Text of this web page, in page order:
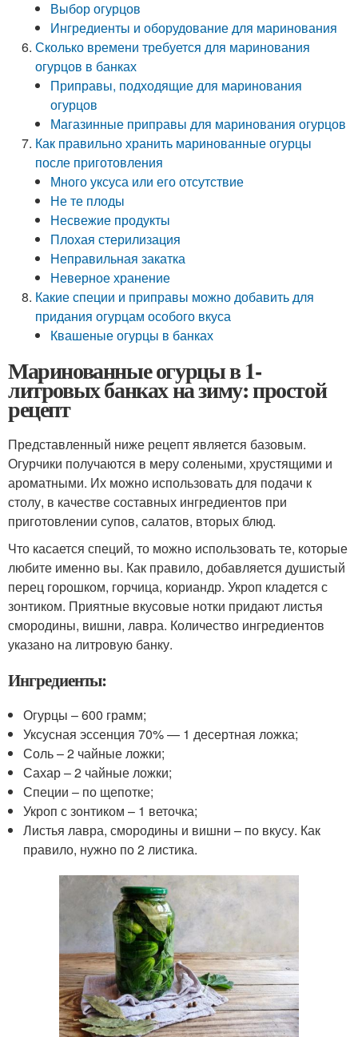
Выбор огурцов
Ингредиенты и оборудование для маринования
Сколько времени требуется для маринования
огурцов в банках
Приправы, подходящие для маринования
огурцов
Магазинные приправы для маринования огурцов
Как правильно хранить маринованные огурцы
после приготовления
Много уксуса или его отсутствие
Не те плоды
Несвежие продукты
Плохая стерилизация
Неправильная закатка
Неверное хранение
Какие специи и приправы можно добавить для
придания огурцам особого вкуса
Квашеные огурцы в банках
Маринованные огурцы в 1-
литровых банках на зиму: простой
рецепт
Представленный ниже рецепт является базовым.
Огурчики получаются в меру солеными, хрустящими и
ароматными. Их можно использовать для подачи к
столу, в качестве составных ингредиентов при
приготовлении супов, салатов, вторых блюд.
Что касается специй, то можно использовать те, которые
любите именно вы. Как правило, добавляется душистый
перец горошком, горчица, кориандр. Укроп кладется с
зонтиком. Приятные вкусовые нотки придают листья
смородины, вишни, лавра. Количество ингредиентов
указано на литровую банку.
Ингредиенты:
Огурцы – 600 грамм;
Уксусная эссенция 70% — 1 десертная ложка;
Соль – 2 чайные ложки;
Сахар – 2 чайные ложки;
Специи – по щепотке;
Укроп с зонтиком – 1 веточка;
Листья лавра, смородины и вишни – по вкусу. Как
правило, нужно по 2 листика.